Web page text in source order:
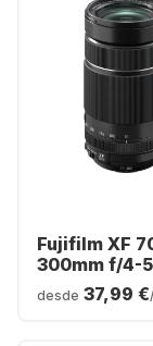
Fujifilm XF
300mm f/4-
LM OIS WR
desde 37,99 €